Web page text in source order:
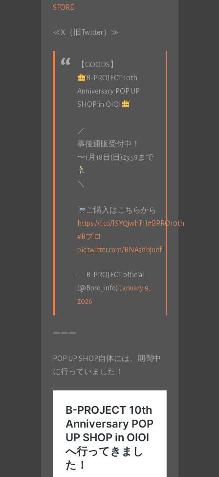
STORE
≪X（旧Twitter）≫
【GOODS】
B-PROJECT 10th
Anniversary POP UP
SHOP in OIOI
／
事後通販受付中！
〜1月18日(日)23:59まで
＼
ご購入はこちらから
https://t.co/JSYQjwhT1J#BPRO10th
#Bプロ
pic.twitter.com/BNA3objnef
— B-PROJECT official
(@Bpro_info)January 9,
2026
ーーー
POP UP SHOP自体には、期間中
に行っていました！